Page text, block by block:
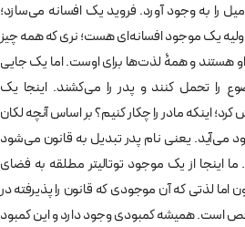
را به وجود آورد. فروید یک افسانه می‌سازد؛
اولیه یک موجود افسانه‌ای هست؛ نری که همه چیز
او هستند و همۀ لذت‌ها برای اوست. اما یک جایی
را تحمل کنند و پدر را می‌کشند. اینجا یک
مادر را چکار کنیم؟ بر اساس آنچه لکان
می‌آید. یعنی نام پدر تبدیل به قانون می‌شود
اینجا از یک موجود توتالیتر مطلقه به فضای
اما لذتی که آن موجودی که قانون را پذیرفته در
است. همیشه کمبودی وجود دارد و این کمبود